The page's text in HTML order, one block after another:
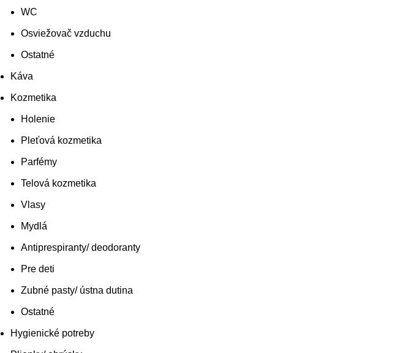
WC
Osviežovač vzduchu
Ostatné
Káva
Kozmetika
Holenie
Pleťová kozmetika
Parfémy
Telová kozmetika
Vlasy
Mydlá
Antiprespiranty/ deodoranty
Pre deti
Zubné pasty/ ústna dutina
Ostatné
Hygienické potreby